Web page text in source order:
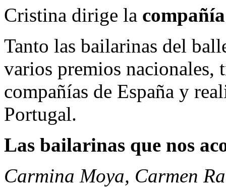
Cristina dirige la
Tanto las bailarinas del
varios premios nacionales,
compañías de España y
Portugal.
Las bailarinas que nos
Carmina Moya, Carmen